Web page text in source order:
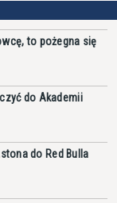
to pożegna się
do Akademii
do Red Bulla